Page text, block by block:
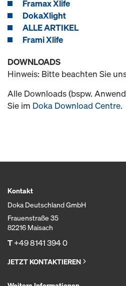
Framax Xlife
DokaXlight
ALLE ARTIKEL
Frami Xlife
DOWNLOADS
Hinweis: Bitte beachten Sie
Alle Downloads (bspw.
Sie im Doka Download Centre.
Kontakt
Doka Deutschland GmbH
Frauenstraße 35
82216 Maisach
T+49 8141 394 0
JETZT KONTAKTIEREN